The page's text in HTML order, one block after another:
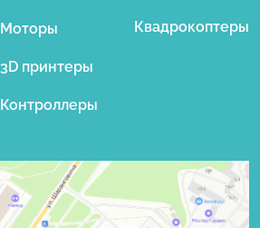
Моторы
3D принтеры
Контроллеры
Квадрокоптеры